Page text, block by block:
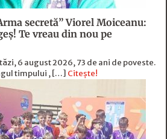
secretă” Viorel Moiceanu:
Te vreau din nou pe
6 august 2026, 73 de ani de poveste.
timpului , […] Citește!